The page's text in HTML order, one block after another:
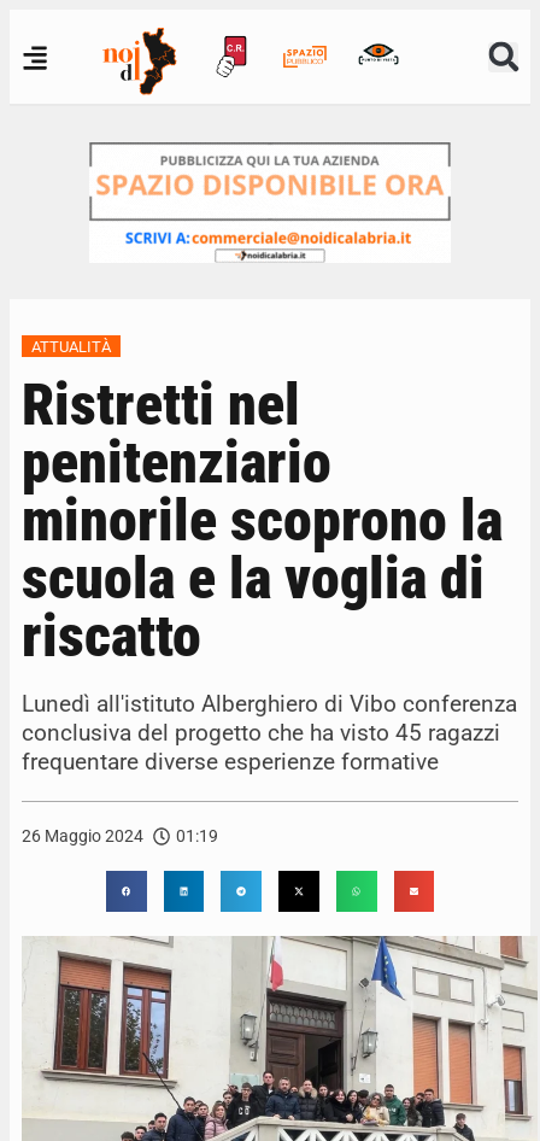
ATTUALITÀ
Ristretti nel
penitenziario
minorile scoprono la
scuola e la voglia di
riscatto
Lunedì all'istituto Alberghiero di Vibo conferenza
conclusiva del progetto che ha visto 45 ragazzi
frequentare diverse esperienze formative
26 Maggio 2024 01:19